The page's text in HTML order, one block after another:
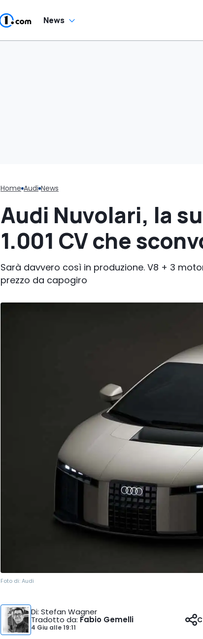
News
Home Audi News
Audi Nuvolari, la
1.001 CV che
Sarà davvero così in produzione. V8 + 3
prezzo da capogiro
Foto di:Audi
Di: Stefan Wagner
Tradotto da: Fabio Gemelli
4 Giu alle19:11